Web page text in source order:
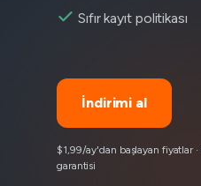
Sıfır kayıt politikası
İndirimi al
$1,99/ay'dan başlayan fiyatlar
garantisi